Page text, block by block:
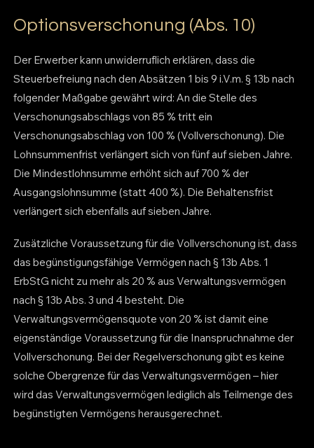
Optionsverschonung (Abs. 10)
Der Erwerber kann unwiderruflich erklären, dass die
Steuerbefreiung nach den Absätzen 1 bis 9 i.V.m. § 13b nach
folgender Maßgabe gewährt wird: An die Stelle des
Verschonungsabschlags von 85 % tritt ein
Verschonungsabschlag von 100 % (Vollverschonung). Die
Lohnsummenfrist verlängert sich von fünf auf sieben Jahre.
Die Mindestlohnsumme erhöht sich auf 700 % der
Ausgangslohnsumme (statt 400 %). Die Behaltensfrist
verlängert sich ebenfalls auf sieben Jahre.
Zusätzliche Voraussetzung für die Vollverschonung ist, dass
das begünstigungsfähige Vermögen nach § 13b Abs. 1
ErbStG nicht zu mehr als 20 % aus Verwaltungsvermögen
nach § 13b Abs. 3 und 4 besteht. Die
Verwaltungsvermögensquote von 20 % ist damit eine
eigenständige Voraussetzung für die Inanspruchnahme der
Vollverschonung. Bei der Regelverschonung gibt es keine
solche Obergrenze für das Verwaltungsvermögen – hier
wird das Verwaltungsvermögen lediglich als Teilmenge des
begünstigten Vermögens herausgerechnet.